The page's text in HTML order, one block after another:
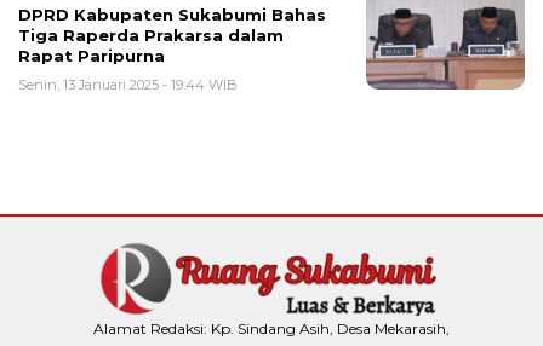
DPRD Kabupaten Sukabumi Bahas
Tiga Raperda Prakarsa dalam
Rapat Paripurna
Senin, 13 Januari 2025 - 19:44 WIB
Alamat Redaksi: Kp. Sindang Asih, Desa Mekarasih,